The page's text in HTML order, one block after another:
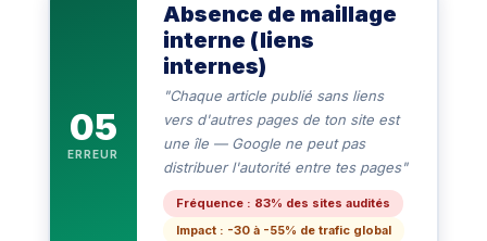
05
ERREUR
Absence de maillage
interne (liens
internes)
"Chaque article publié sans liens
vers d'autres pages de ton site est
une île — Google ne peut pas
distribuer l'autorité entre tes pages"
Fréquence : 83% des sites audités
Impact : -30 à -55% de trafic global